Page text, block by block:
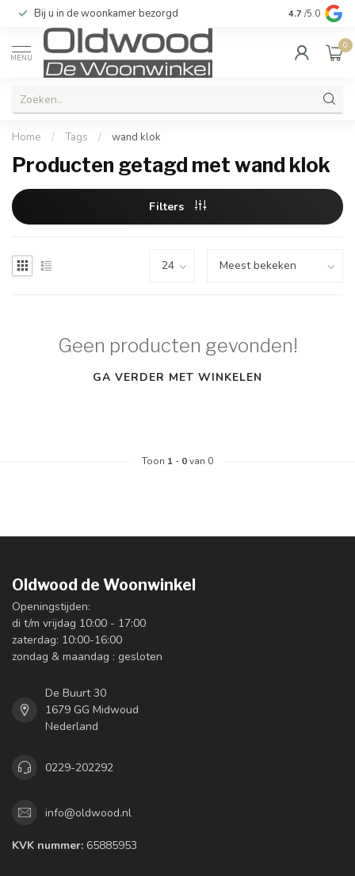
Bij u in de woonkamer bezorgd Kwaliteit &
4.7 /5.0
MENU
0
Home / Tags / wand klok
Producten getagd met wand klok
Filters
Geen producten gevonden!
GA VERDER MET WINKELEN
Toon 1 - 0van 0
Oldwood de Woonwinkel
Openingstijden:
di t/m vrijdag 10:00 - 17:00
zaterdag: 10:00-16:00
zondag & maandag : gesloten
De Buurt 30
1679 GG Midwoud
Nederland
0229-202292
info@oldwood.nl
KVK nummer: 65885953